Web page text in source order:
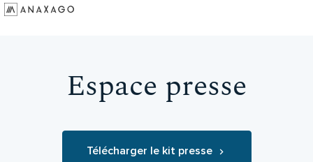
Espace presse
Télécharger le kit presse